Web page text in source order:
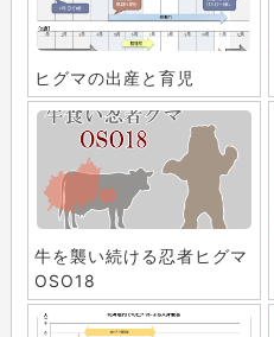
ヒグマの出産と育児
牛を襲い続ける忍者ヒグマ
OSO18